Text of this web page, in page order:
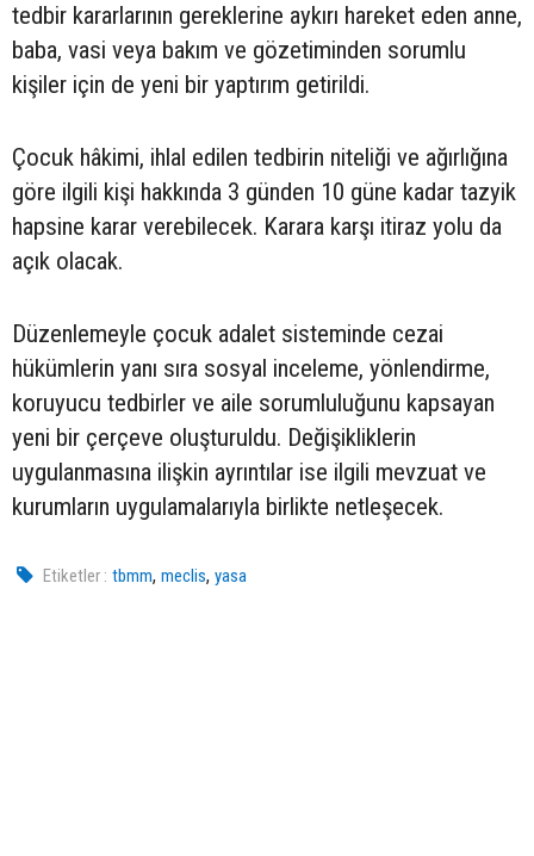
tedbir kararlarının gereklerine aykırı hareket eden anne,
baba, vasi veya bakım ve gözetiminden sorumlu
kişiler için de yeni bir yaptırım getirildi.
Çocuk hâkimi, ihlal edilen tedbirin niteliği ve ağırlığına
göre ilgili kişi hakkında 3 günden 10 güne kadar tazyik
hapsine karar verebilecek. Karara karşı itiraz yolu da
açık olacak.
Düzenlemeyle çocuk adalet sisteminde cezai
hükümlerin yanı sıra sosyal inceleme, yönlendirme,
koruyucu tedbirler ve aile sorumluluğunu kapsayan
yeni bir çerçeve oluşturuldu. Değişikliklerin
uygulanmasına ilişkin ayrıntılar ise ilgili mevzuat ve
kurumların uygulamalarıyla birlikte netleşecek.
Etiketler : tbmm,meclis,yasa